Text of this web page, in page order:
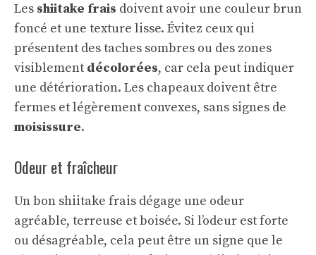
Les shiitake frais doivent avoir une couleur brun
foncé et une texture lisse. Évitez ceux qui
présentent des taches sombres ou des zones
visiblement décolorées, car cela peut indiquer
une détérioration. Les chapeaux doivent être
fermes et légèrement convexes, sans signes de
moisissure.
Odeur et fraîcheur
Un bon shiitake frais dégage une odeur
agréable, terreuse et boisée. Si l’odeur est forte
ou désagréable, cela peut être un signe que le